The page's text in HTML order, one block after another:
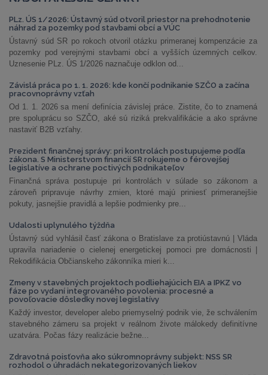
PLz. ÚS 1/2026: Ústavný súd otvoril priestor na prehodnotenie
náhrad za pozemky pod stavbami obcí a VÚC
Ústavný súd SR po rokoch otvoril otázku primeranej kompenzácie za
pozemky pod verejnými stavbami obcí a vyšších územných celkov.
Uznesenie PLz. ÚS 1/2026 naznačuje odklon od...
Závislá práca po 1. 1. 2026: kde končí podnikanie SZČO a začína
pracovnoprávny vzťah
Od 1. 1. 2026 sa mení definícia závislej práce. Zistite, čo to znamená
pre spoluprácu so SZČO, aké sú riziká prekvalifikácie a ako správne
nastaviť B2B vzťahy.
Prezident finančnej správy: pri kontrolách postupujeme podľa
zákona. S Ministerstvom financií SR rokujeme o férovejšej
legislatíve a ochrane poctivých podnikateľov
Finančná správa postupuje pri kontrolách v súlade so zákonom a
zároveň pripravuje návrhy zmien, ktoré majú priniesť primeranejšie
pokuty, jasnejšie pravidlá a lepšie podmienky pre...
Udalosti uplynulého týždňa
Ústavný súd vyhlásil časť zákona o Bratislave za protiústavnú | Vláda
upravila nariadenie o cielenej energetickej pomoci pre domácnosti |
Rekodifikácia Občianskeho zákonníka mieri k...
Zmeny v stavebných projektoch podliehajúcich EIA a IPKZ vo
fáze po vydaní integrovaného povolenia: procesné a
povoľovacie dôsledky novej legislatívy
Každý investor, developer alebo priemyselný podnik vie, že schválením
stavebného zámeru sa projekt v reálnom živote málokedy definitívne
uzatvára. Počas fázy realizácie bežne...
Zdravotná poisťovňa ako súkromnoprávny subjekt: NSS SR
rozhodol o úhradách nekategorizovaných liekov